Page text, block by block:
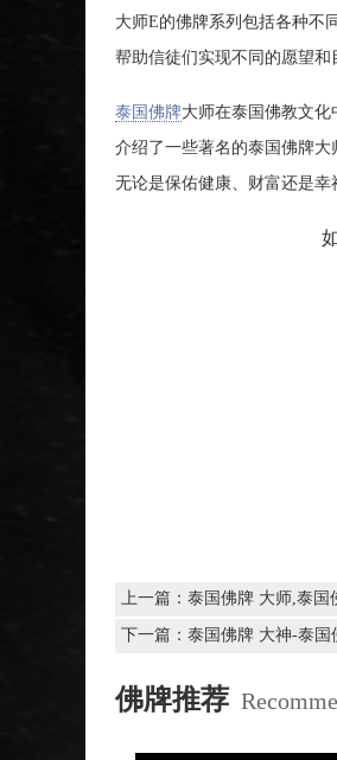
大师E的佛牌系列包括各种不
帮助信徒们实现不同的愿望和
泰国佛牌大师在泰国佛教文
介绍了一些著名的泰国佛牌大
无论是保佑健康、财富还是幸
上一篇： 泰国佛牌 大师,泰国
下一篇： 泰国佛牌 大神-泰
佛牌推荐